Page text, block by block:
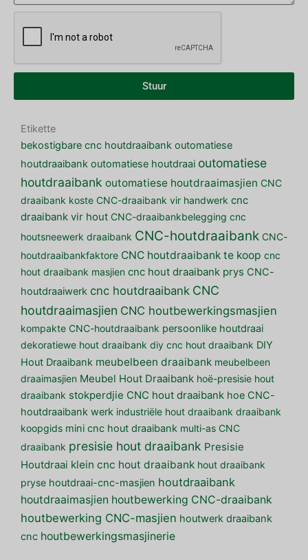
Stuur
Etikette
bekostigbare cnc houtdraaibank outomatiese
houtdraaibank outomatiese houtdraai outomatiese
houtdraaibank outomatiese houtdraaimasjien CNC
draaibank koste CNC-draaibank vir handwerk cnc
draaibank vir hout CNC-draaibankbelegging cnc
houtsneewerk draaibank CNC-houtdraaibank CNC-
houtdraaibankfaktore CNC houtdraaibank te koop cnc
hout draaibank masjien cnc hout draaibank prys CNC-
houtdraaiwerk cnc houtdraaibank CNC
houtdraaimasjien CNC houtbewerkingsmasjien
kompakte CNC-houtdraaibank persoonlike houtdraai
dekoratiewe hout draaibank diy cnc hout draaibank DIY
Hout Draaibank meubelbeen draaibank meubelbeen
draaimasjien Meubel Hout Draaibank hoë-presisie hout
draaibank stokperdjie CNC hout draaibank hoe CNC-
houtdraaibank werk industriële hout draaibank draaibank
koopgids mini cnc hout draaibank multi-as CNC
draaibank presisie hout draaibank Presisie
Houtdraai klein cnc hout draaibank hout draaibank
pryse houtdraai-cnc-masjien houtdraaibank
houtdraaimasjien houtbewerking CNC-draaibank
houtbewerking CNC-masjien houtwerk draaibank
cnc houtbewerkingsmasjinerie